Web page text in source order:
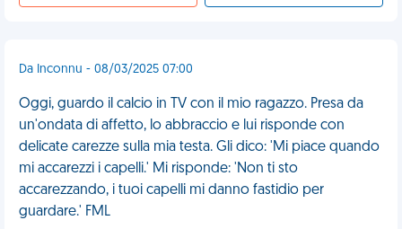
Da Inconnu - 08/03/2025 07:00
Oggi, guardo il calcio in TV con il mio ragazzo. Presa da
un'ondata di affetto, lo abbraccio e lui risponde con
delicate carezze sulla mia testa. Gli dico: 'Mi piace quando
mi accarezzi i capelli.' Mi risponde: 'Non ti sto
accarezzando, i tuoi capelli mi danno fastidio per
guardare.' FML